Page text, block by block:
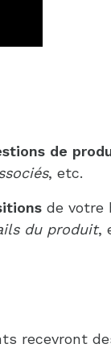
de
, etc.
de votre
du produit,
recevront